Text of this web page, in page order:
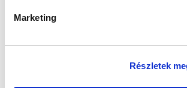
Marketing
Részletek